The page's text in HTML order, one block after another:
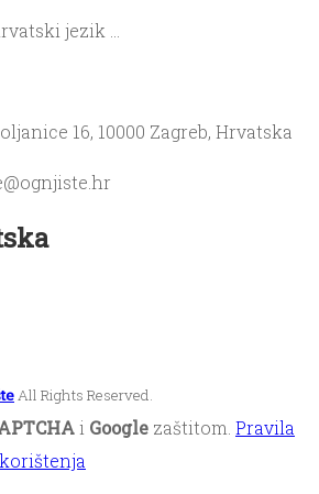
jezik …
16, 10000 Zagreb, Hrvatska
All Rights Reserved.
i Google zaštitom. Pravila